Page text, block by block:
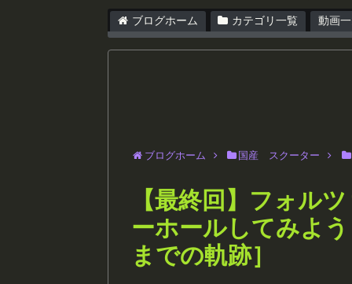
ブログホーム カテゴリ一覧 動画
ブログホーム 国産 スクーター
【最終回】フォル
ーホールしてみよ
までの軌跡］